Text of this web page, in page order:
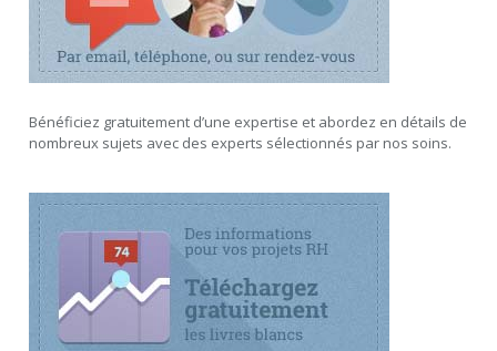
Bénéficiez gratuitement d’une expertise et abordez en détails de
nombreux sujets avec des experts sélectionnés par nos soins.